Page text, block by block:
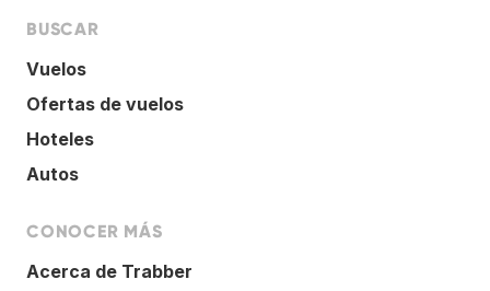
BUSCAR
Vuelos
Ofertas de vuelos
Hoteles
Autos
CONOCER MÁS
Acerca de Trabber